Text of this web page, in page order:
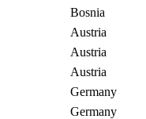
Bosnia
Austria
Austria
Austria
Germany
Germany